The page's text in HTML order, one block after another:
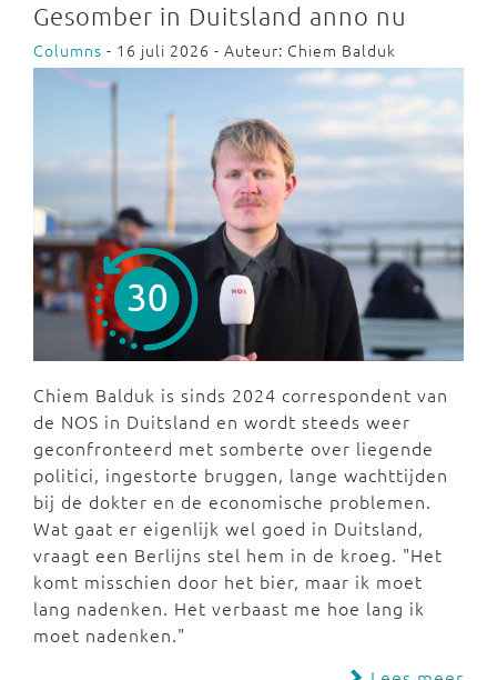
Gesomber in Duitsland anno nu
Columns - 16 juli 2026 - Auteur: Chiem Balduk
Chiem Balduk is sinds 2024 correspondent van
de NOS in Duitsland en wordt steeds weer
geconfronteerd met somberte over liegende
politici, ingestorte bruggen, lange wachttijden
bij de dokter en de economische problemen.
Wat gaat er eigenlijk wel goed in Duitsland,
vraagt een Berlijns stel hem in de kroeg. "Het
komt misschien door het bier, maar ik moet
lang nadenken. Het verbaast me hoe lang ik
moet nadenken."